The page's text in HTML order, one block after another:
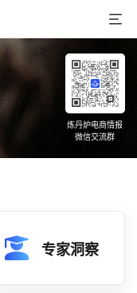
炼丹炉电商情报
微信交流群
专家洞察